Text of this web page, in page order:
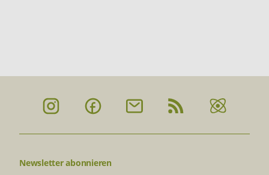
Newsletter abonnieren